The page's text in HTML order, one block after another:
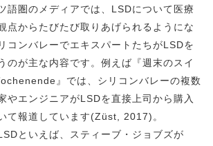
語圏のメディアでは、LSDについて医療
点からたびたび取りあげられるようにな
コンバレーでエキスパートたちがLSDを
のが主な内容です。例えば『週末のスイ
』では、シリコンバレーの複数
やエンジニアがLSDを直接上司から購入
て報道しています(Züst, 2017)。
といえば、スティーブ・ジョブズが